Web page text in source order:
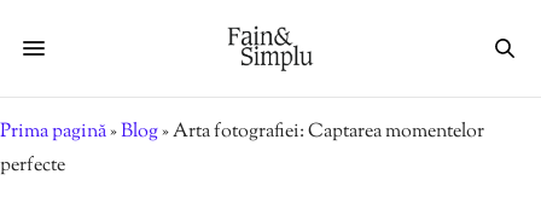
Prima pagină»Blog»Arta fotografiei: Captarea momentelor
perfecte